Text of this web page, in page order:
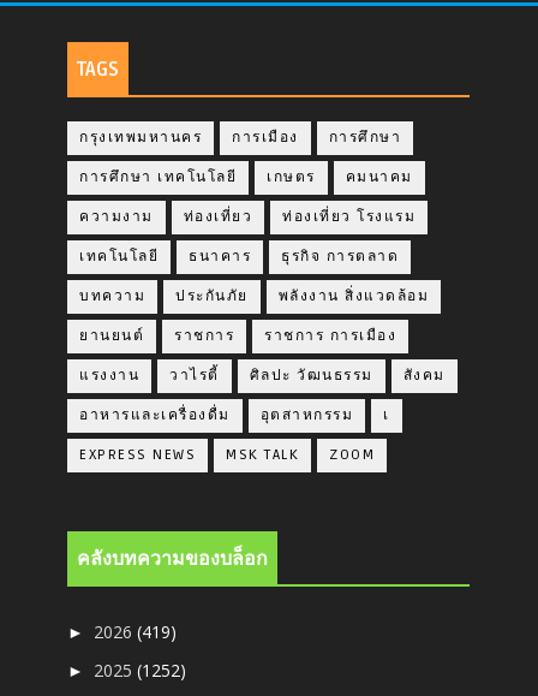
TAGS
กรุงเทพมหานคร การเมือง การศึกษา
การศึกษา เทคโนโลยี เกษตร คมนาคม
ความงาม ท่องเที่ยว ท่องเที่ยว โรงแรม
เทคโนโลยี ธนาคาร ธุรกิจ การตลาด
บทความ ประกันภัย พลังงาน สิ่งแวดล้อม
ยานยนต์ ราชการ ราชการ การเมือง
แรงงาน วาไรตี้ ศิลปะ วัฒนธรรม สังคม
อาหารและเครื่องดื่ม อุตสาหกรรม เ
EXPRESS NEWS MSK TALK ZOOM
คลังบทความของบล็อก
► 2026(419)
► 2025(1252)